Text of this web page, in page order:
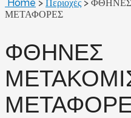
Home > Περιοχές >
ΜΕΤΑΦΟΡΕΣ
ΦΘΗΝΕΣ